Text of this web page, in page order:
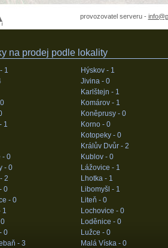
provozovatel serveru -
na prodej podle lokality
1
0
1
- 0
- 0
2
0
- 0
1
0
0
- 3
Hýskov - 1
Jivina - 0
Karlštejn - 1
Komárov - 1
Koněprusy - 0
Korno - 0
Kotopeky - 0
Králův Dvůr - 2
Kublov - 0
Lážovice - 1
Lhotka - 1
Libomyšl - 1
Liteň - 0
Lochovice - 0
Loděnice - 0
Lužce - 0
Malá Víska - 0